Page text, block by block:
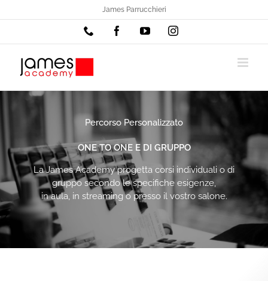
al
James Parrucchieri
Phone FacebookYouTubeInstagram
Percorso Personalizzato
ONE TO ONE E DI GRUPPO
La James Academy progetta corsi individuali o di
gruppo secondo le specifiche esigenze,
in aula, in streaming o presso il vostro salone.